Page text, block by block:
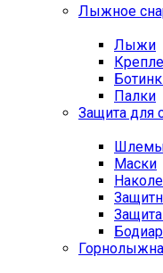
Лыжное
Лыжи
Палки
Защита для
Маски
Защита